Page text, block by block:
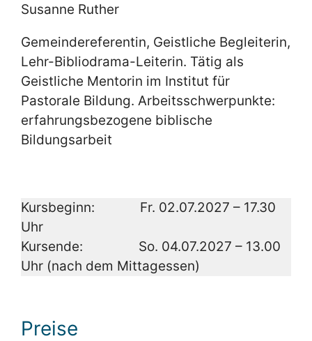
Susanne Ruther
Gemeindereferentin, Geistliche Begleiterin,
Lehr-Bibliodrama-Leiterin. Tätig als
Geistliche Mentorin im Institut für
Pastorale Bildung. Arbeitsschwerpunkte:
erfahrungsbezogene biblische
Bildungsarbeit
Kursbeginn: Fr. 02.07.2027 – 17.30
Uhr
Kursende: So. 04.07.2027 – 13.00
Uhr (nach dem Mittagessen)
Preise